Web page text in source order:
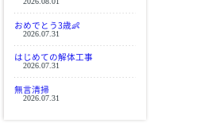
おめでとう3歳👶
2026.07.31
はじめての解体工事
2026.07.31
無言清掃
2026.07.31